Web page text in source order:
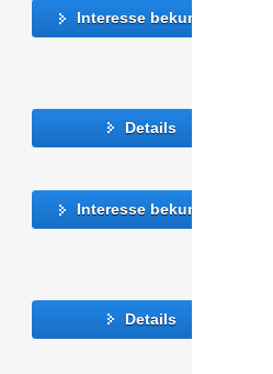
Interesse bekunden
Details
Interesse bekunden
Details